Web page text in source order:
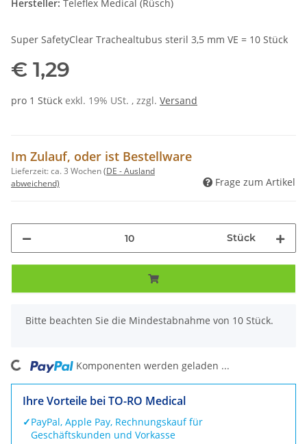
Hersteller: Teleflex Medical (Rüsch)
Super SafetyClear Trachealtubus steril 3,5 mm VE = 10 Stück
€ 1,29
pro 1 Stück exkl. 19% USt. , zzgl. Versand
Im Zulauf, oder ist Bestellware
Lieferzeit:ca. 3 Wochen(DE - Ausland
abweichend)
Frage zum Artikel
Stück
x
Bitte beachten Sie die Mindestabnahme von 10 Stück.
Komponenten werden geladen ...
Ihre Vorteile bei TO-RO Medical
✓PayPal, Apple Pay, Rechnungskauf für
Geschäftskunden und Vorkasse